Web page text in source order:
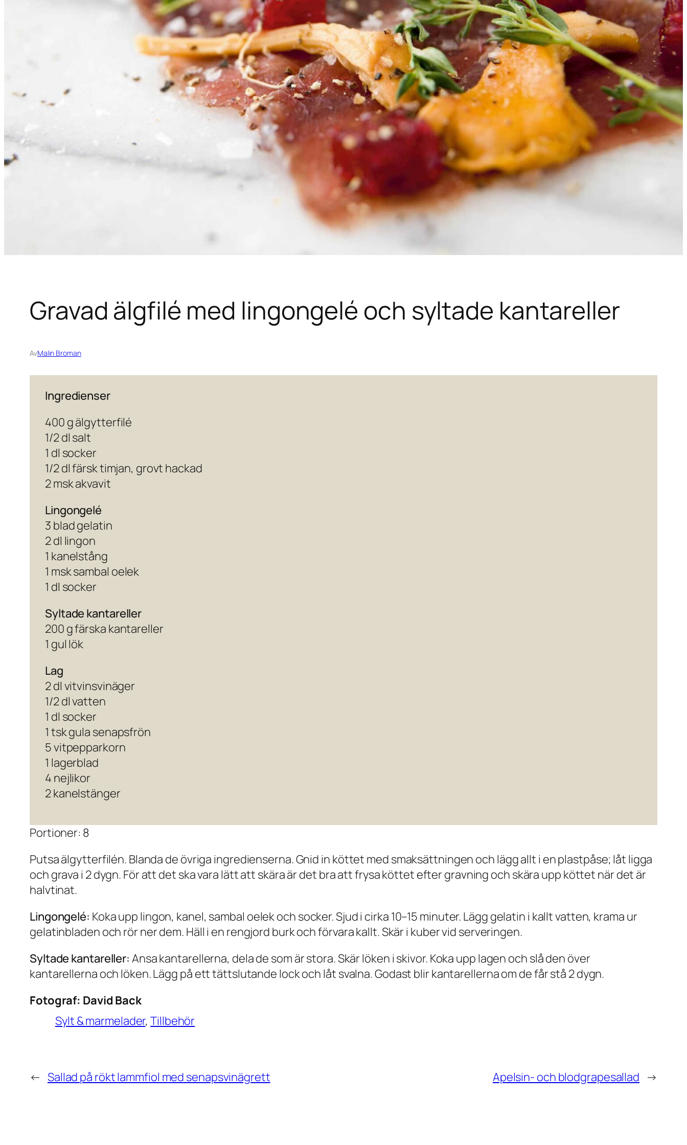
Gravad älgfilé med lingongelé och syltade kantareller
AvMalin Broman
Ingredienser
400 g älgytterfilé
1/2 dl salt
1 dl socker
1/2 dl färsk timjan, grovt hackad
2 msk akvavit
Lingongelé
3 blad gelatin
2 dl lingon
1 kanelstång
1 msk sambal oelek
1 dl socker
Syltade kantareller
200 g färska kantareller
1 gul lök
Lag
2 dl vitvinsvinäger
1/2 dl vatten
1 dl socker
1 tsk gula senapsfrön
5 vitpepparkorn
1 lagerblad
4 nejlikor
2 kanelstänger
Portioner: 8
Putsa älgytterfilén. Blanda de övriga ingredienserna. Gnid in köttet med smaksättningen och lägg allt i en plastpåse; låt ligga
och grava i 2 dygn. För att det ska vara lätt att skära är det bra att frysa köttet efter gravning och skära upp köttet när det är
halvtinat.
Lingongelé: Koka upp lingon, kanel, sambal oelek och socker. Sjud i cirka 10–15 minuter. Lägg gelatin i kallt vatten, krama ur
gelatinbladen och rör ner dem. Häll i en rengjord burk och förvara kallt. Skär i kuber vid serveringen.
Syltade kantareller: Ansa kantarellerna, dela de som är stora. Skär löken i skivor. Koka upp lagen och slå den över
kantarellerna och löken. Lägg på ett tättslutande lock och låt svalna. Godast blir kantarellerna om de får stå 2 dygn.
Fotograf: David Back
Sylt & marmelader, Tillbehör
← Sallad på rökt lammfiol med senapsvinägrett Apelsin- och blodgrapesallad →